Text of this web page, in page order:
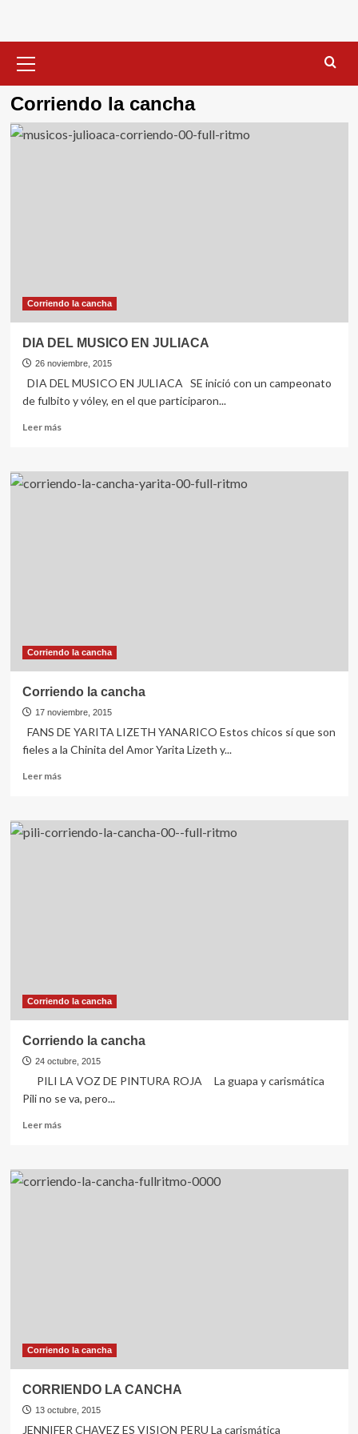
primario
Corriendo la cancha
Corriendo la cancha
DIA DEL MUSICO EN JULIACA
26 noviembre, 2015
DIA DEL MUSICO EN JULIACA SE inició con un campeonato
de fulbito y vóley, en el que participaron...
Leer másLeer
DIA
DEL
Corriendo la cancha
Corriendo la cancha
17 noviembre, 2015
FANS DE YARITA LIZETH YANARICO Estos chicos sí que son
fieles a la Chinita del Amor Yarita Lizeth y...
Leer másLeer
Corriendo
la
Corriendo la cancha
Corriendo la cancha
24 octubre, 2015
PILI LA VOZ DE PINTURA ROJA La guapa y carismática
Pili no se va, pero...
Leer másLeer
Corriendo
la
Corriendo la cancha
CORRIENDO LA CANCHA
13 octubre, 2015
JENNIFER CHAVEZ ES VISION PERU La carismática